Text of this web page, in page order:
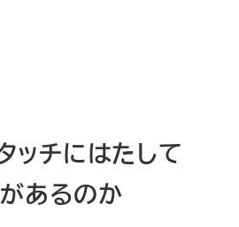
ッチにはたして
あるのか